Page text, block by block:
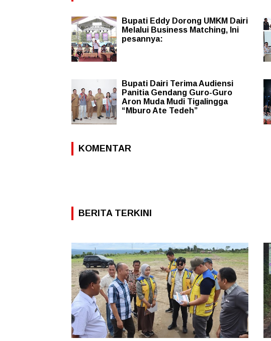
Bupati Eddy Dorong UMKM Dairi
Melalui Business Matching, Ini
pesannya:
Bupati Dairi Terima Audiensi
Panitia Gendang Guro-Guro
Aron Muda Mudi Tigalingga
“Mburo Ate Tedeh”
KOMENTAR
BERITA TERKINI